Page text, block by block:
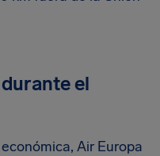
el
Air Europa